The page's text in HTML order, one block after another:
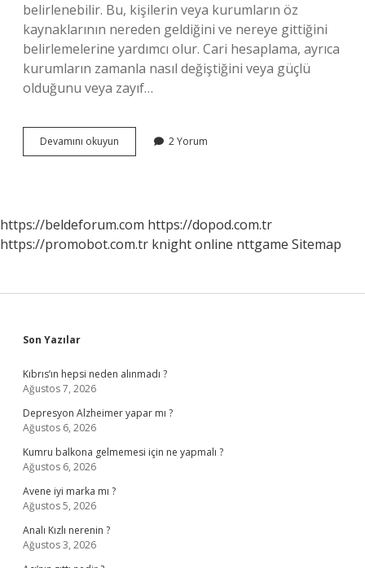
belirlenebilir. Bu, kişilerin veya kurumların öz
kaynaklarının nereden geldiğini ve nereye gittiğini
belirlemelerine yardımcı olur. Cari hesaplama, ayrıca
kurumların zamanla nasıl değiştiğini veya güçlü
olduğunu veya zayıf…
Devamını okuyun
kavramı
2 Yorum
https://beldeforum.com https://dopod.com.tr
https://promobot.com.tr knight online nttgame Sitemap
Sidebar
Son Yazılar
Kıbrıs’ın hepsi neden alınmadı ?
Ağustos 7, 2026
Depresyon Alzheimer yapar mı ?
Ağustos 6, 2026
Kumru balkona gelmemesi için ne yapmalı ?
Ağustos 6, 2026
Avene iyi marka mı ?
Ağustos 5, 2026
Analı Kızlı nerenin ?
Ağustos 3, 2026